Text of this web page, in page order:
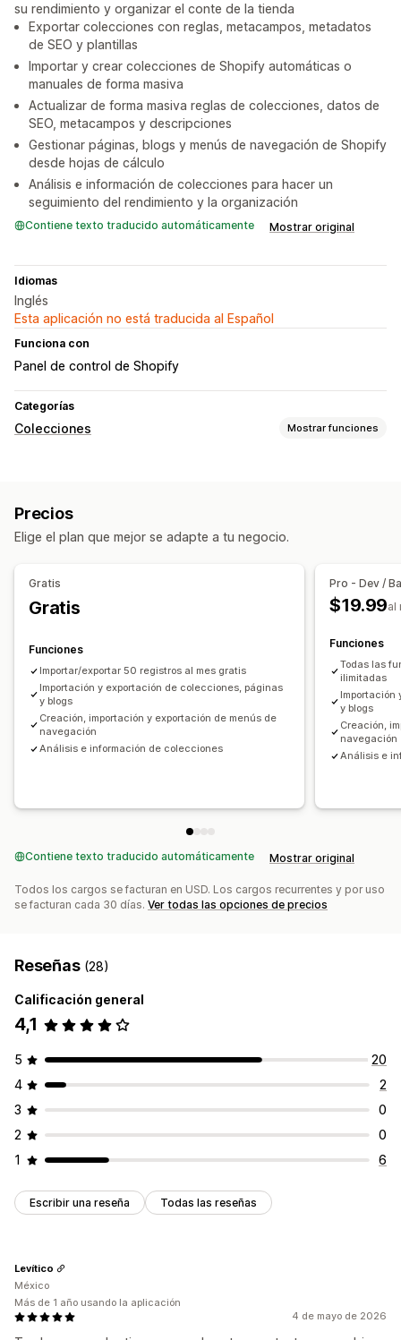
su rendimiento y organizar el conte de la tienda
Exportar colecciones con reglas, metacampos, metadatos
de SEO y plantillas
Importar y crear colecciones de Shopify automáticas o
manuales de forma masiva
Actualizar de forma masiva reglas de colecciones, datos de
SEO, metacampos y descripciones
Gestionar páginas, blogs y menús de navegación de Shopify
desde hojas de cálculo
Análisis e información de colecciones para hacer un
seguimiento del rendimiento y la organización
Contiene texto traducido automáticamente Mostrar original
Idiomas
Inglés
Esta aplicación no está traducida al Español
Funciona con
Panel de control de Shopify
Categorías
Colecciones Mostrar funciones
Precios
Elige el plan que mejor se adapte a tu negocio.
Gratis
Gratis
Funciones
Importar/exportar 50 registros al mes gratis
Importación y exportación de colecciones, páginas
y blogs
Creación, importación y exportación de menús de
navegación
Análisis e información de colecciones
Pro - Dev /
$19.99al
Funciones
Todas las
ilimitadas
Importación
y blogs
Creación,
navegación
Análisis e
Contiene texto traducido automáticamente Mostrar original
Todos los cargos se facturan en USD. Los cargos recurrentes y por uso
se facturan cada 30 días. Ver todas las opciones de precios
Reseñas (28)
Calificación general
4,1
5
20
4
2
3
0
2
0
1
6
Escribir una reseña Todas las reseñas
4 de mayo de 2026
Levítico
México
Más de 1 año usando la aplicación